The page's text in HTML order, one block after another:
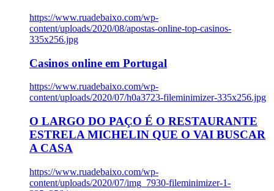
https://www.ruadebaixo.com/wp-
content/uploads/2020/08/apostas-online-top-casinos-
335x256.jpg
Casinos online em Portugal
https://www.ruadebaixo.com/wp-
content/uploads/2020/07/h0a3723-fileminimizer-335x256.jpg
O LARGO DO PAÇO É O RESTAURANTE
ESTRELA MICHELIN QUE O VAI BUSCAR
A CASA
https://www.ruadebaixo.com/wp-
content/uploads/2020/07/img_7930-fileminimizer-1-